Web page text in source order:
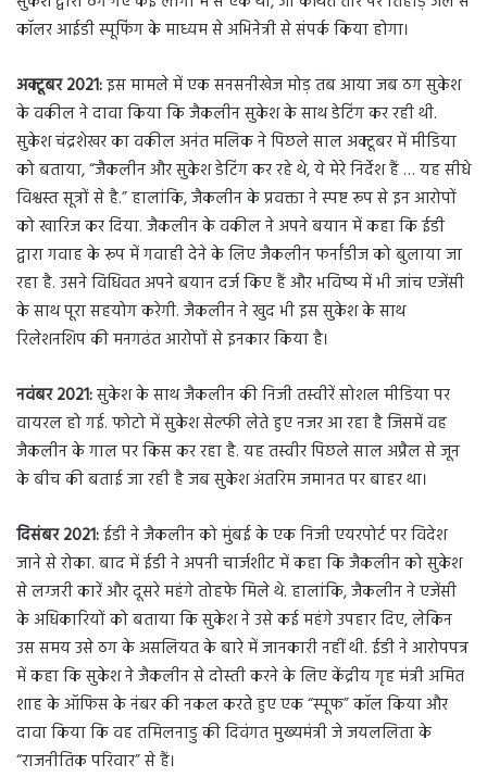
कॉलर आईडी स्पूफिंग के माध्यम से अभिनेत्री से संपर्क किया होगा।
अक्टूबर 2021:इस मामले में एक सनसनीखेज मोड़ तब आया जब ठग सुकेश
के वकील ने दावा किया कि जैकलीन सुकेश के साथ डेटिंग कर रही थी.
सुकेश चंद्रशेखर का वकील अनंत मलिक ने पिछले साल अक्टूबर में मीडिया
को बताया, “जैकलीन और सुकेश डेटिंग कर रहे थे, ये मेरे निर्देश हैं … यह सीधे
विश्वस्त सूत्रों से है.” हालांकि, जैकलीन के प्रवक्ता ने स्पष्ट रूप से इन आरोपों
को खारिज कर दिया. जैकलीन के वकील ने अपने बयान में कहा कि ईडी
द्वारा गवाह के रूप में गवाही देने के लिए जैकलीन फर्नांडीज को बुलाया जा
रहा है. उसने विधिवत अपने बयान दर्ज किए हैं और भविष्य में भी जांच एजेंसी
के साथ पूरा सहयोग करेगी. जैकलीन ने खुद भी इस सुकेश के साथ
रिलेशनशिप की मनगढंत आरोपों से इनकार किया है।
नवंबर 2021:सुकेश के साथ जैकलीन की निजी तस्वीरें सोशल मीडिया पर
वायरल हो गई. फोटो में सुकेश सेल्फी लेते हुए नजर आ रहा है जिसमें वह
जैकलीन के गाल पर किस कर रहा है. यह तस्वीर पिछले साल अप्रैल से जून
के बीच की बताई जा रही है जब सुकेश अंतरिम जमानत पर बाहर था।
दिसंबर 2021:ईडी ने जैकलीन को मुंबई के एक निजी एयरपोर्ट पर विदेश
जाने से रोका. बाद में ईडी ने अपनी चार्जशीट में कहा कि जैकलीन को सुकेश
से लग्जरी कारें और दूसरे महंगे तोहफे मिले थे. हालांकि, जैकलीन ने एजेंसी
के अधिकारियों को बताया कि सुकेश ने उसे कई महंगे उपहार दिए, लेकिन
उस समय उसे ठग के असलियत के बारे में जानकारी नहीं थी. ईडी ने आरोपपत्र
में कहा कि सुकेश ने जैकलीन से दोस्ती करने के लिए केंद्रीय गृह मंत्री अमित
शाह के ऑफिस के नंबर की नकल करते हुए एक “स्पूफ” कॉल किया और
दावा किया कि वह तमिलनाडु की दिवंगत मुख्यमंत्री जे जयललिता के
“राजनीतिक परिवार” से हैं।